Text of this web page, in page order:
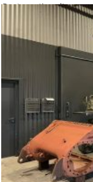
Restauration d’un
de «